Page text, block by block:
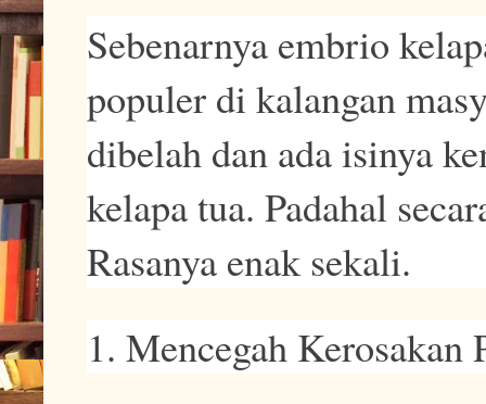
Sebenarnya embrio
populer di kalangan
dibelah dan ada isinya
kelapa tua. Padahal
Rasanya enak sekali.
1. Mencegah Kerosakan